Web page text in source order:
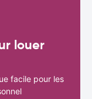
louer
facile pour les